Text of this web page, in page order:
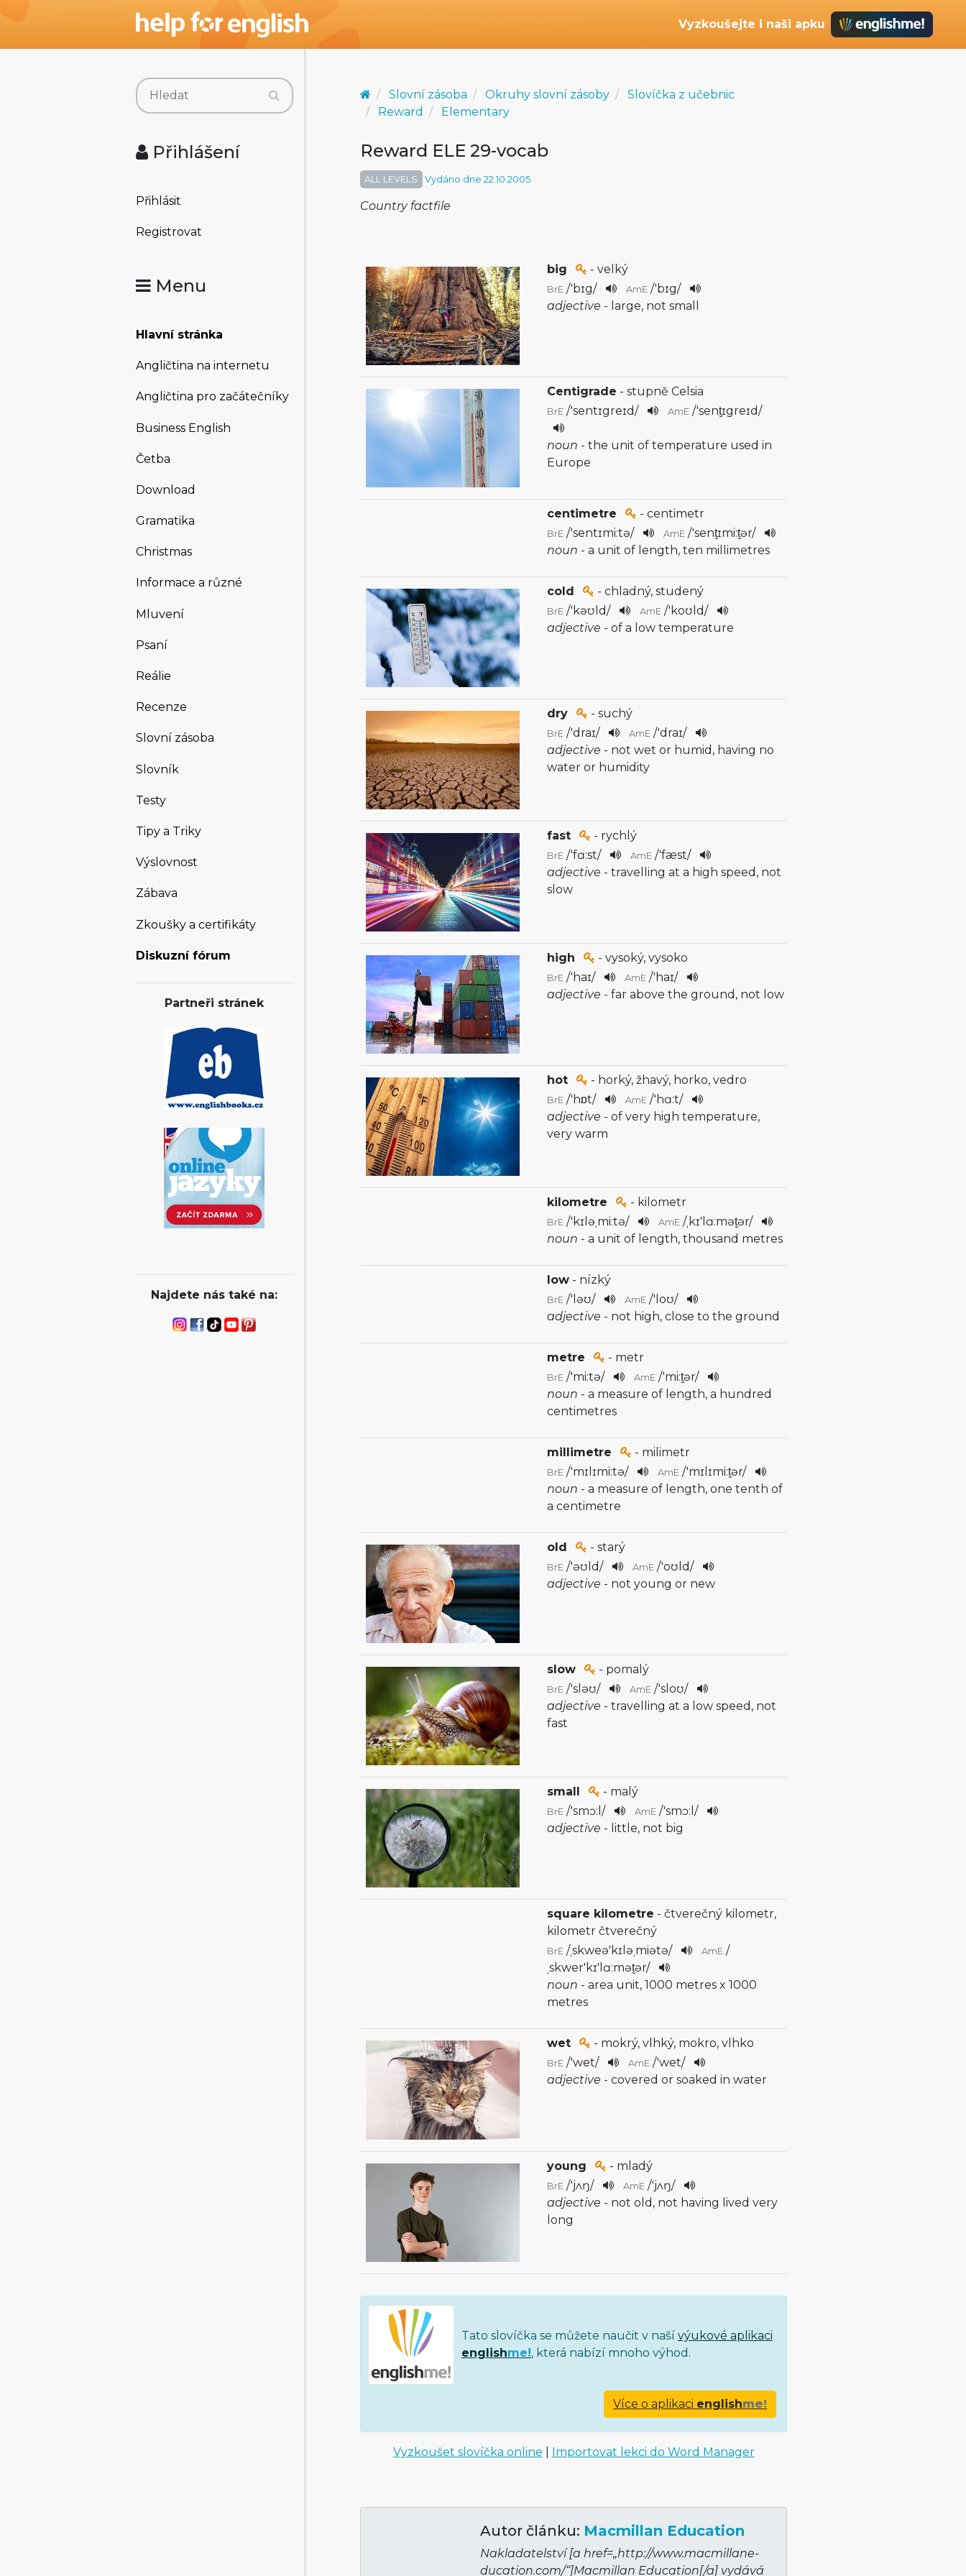
Vyzkoušejte i naši apku
Přihlášení
Přihlásit
Registrovat
Menu
Hlavní stránka
Angličtina na internetu
Angličtina pro začátečníky
Business English
Četba
Download
Gramatika
Christmas
Informace a různé
Mluvení
Psaní
Reálie
Recenze
Slovní zásoba
Slovník
Testy
Tipy a Triky
Výslovnost
Zábava
Zkoušky a certifikáty
Diskuzní fórum
Partneři stránek
Najdete nás také na:
Slovní zásoba Okruhy slovní zásoby
Slovíčka z učebnic
Reward
Elementary
Reward ELE 29-vocab
ALL LEVELS Vydáno dne 22.10.2005
Country factfile
big - velký
BrE /'bɪg/ AmE /'bɪg/
adjective - large, not small
Centigrade - stupně Celsia
BrE /'sentɪgreɪd/ AmE /'sent̬ɪgreɪd/
noun - the unit of temperature used in
Europe
centimetre - centimetr
BrE /'sentɪmi:tə/ AmE /'sent̬ɪmi:t̬ər/
noun - a unit of length, ten millimetres
cold - chladný, studený
BrE /'kəʊld/ AmE /'koʊld/
adjective - of a low temperature
dry - suchý
BrE /'draɪ/ AmE /'draɪ/
adjective - not wet or humid, having no
water or humidity
fast - rychlý
BrE /'fɑ:st/ AmE /'fæst/
adjective - travelling at a high speed, not
slow
high - vysoký, vysoko
BrE /'haɪ/ AmE /'haɪ/
adjective - far above the ground, not low
hot - horký, žhavý, horko, vedro
BrE /'hɒt/ AmE /'hɑ:t/
adjective - of very high temperature,
very warm
kilometre - kilometr
BrE /'kɪləˌmi:tə/ AmE / ˌkɪ'lɑ:mət̬ər/
noun - a unit of length, thousand metres
low - nízký
BrE /'ləʊ/ AmE /'loʊ/
adjective - not high, close to the ground
metre - metr
BrE /'mi:tə/ AmE /'mi:t̬ər/
noun - a measure of length, a hundred
centimetres
millimetre - milimetr
BrE /'mɪlɪmi:tə/ AmE /'mɪlɪmi:t̬ər/
noun - a measure of length, one tenth of
a centimetre
old - starý
BrE /'əʊld/ AmE /'oʊld/
adjective - not young or new
slow - pomalý
BrE /'sləʊ/ AmE /'sloʊ/
adjective - travelling at a low speed, not
fast
small - malý
BrE /'smɔ:l/ AmE /'smɔ:l/
adjective - little, not big
square kilometre - čtverečný kilometr,
kilometr čtverečný
BrE /ˌskweə'kɪləˌmiətə/ AmE /
ˌskwer'kɪ'lɑ:mət̬ər/
noun - area unit, 1000 metres x 1000
metres
wet - mokrý, vlhký, mokro, vlhko
BrE /'wet/ AmE /'wet/
adjective - covered or soaked in water
young - mladý
BrE /'jʌŋ/ AmE /'jʌŋ/
adjective - not old, not having lived very
long
Tato slovíčka se můžete naučit v naší výukové aplikaci
englishme!, která nabízí mnoho výhod.
Více o aplikaci englishme!
Vyzkoušet slovíčka online Importovat lekci do Word Manager
Autor článku: Macmillan Education
Nakladatelství [a href=„http://­www.macmillane­
ducation.com/“]Mac­millan Education[/a] vydává